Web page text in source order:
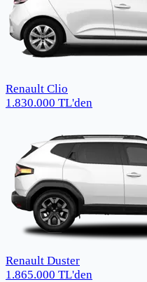
Renault Clio
1.830.000 TL'den
Renault Duster
1.865.000 TL'den